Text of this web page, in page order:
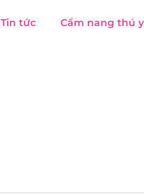
Tin tức Cẩm nang thú y